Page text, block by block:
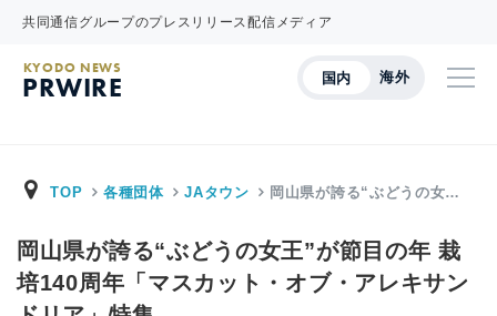
共同通信グループのプレスリリース配信メディア
国内 海外
KYODO NEWS
PRWIRE
TOP 各種団体 JAタウン 岡山県が誇る“ぶどうの女…
岡山県が誇る“ぶどうの女王”が節目の年 栽
培140周年「マスカット・オブ・アレキサン